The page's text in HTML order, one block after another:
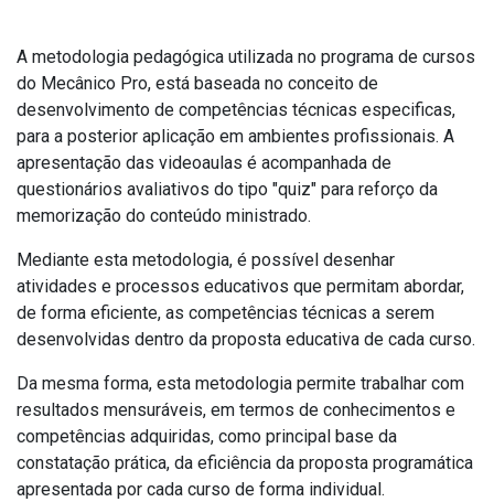
A metodologia pedagógica utilizada no programa de cursos
do Mecânico Pro, está baseada no conceito de
desenvolvimento de competências técnicas especificas,
para a posterior aplicação em ambientes profissionais. A
apresentação das videoaulas é acompanhada de
questionários avaliativos do tipo "quiz" para reforço da
memorização do conteúdo ministrado.
Mediante esta metodologia, é possível desenhar
atividades e processos educativos que permitam abordar,
de forma eficiente, as competências técnicas a serem
desenvolvidas dentro da proposta educativa de cada curso.
Da mesma forma, esta metodologia permite trabalhar com
resultados mensuráveis, em termos de conhecimentos e
competências adquiridas, como principal base da
constatação prática, da eficiência da proposta programática
apresentada por cada curso de forma individual.